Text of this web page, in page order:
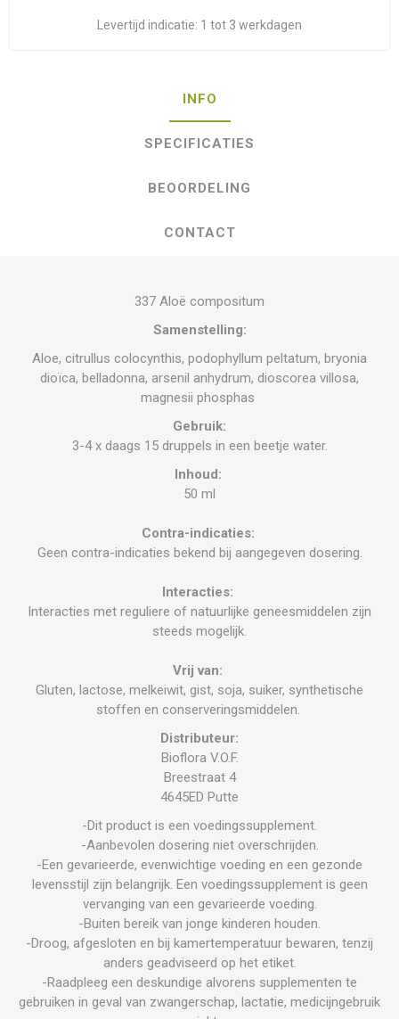
Levertijd indicatie: 1 tot 3 werkdagen
INFO
SPECIFICATIES
BEOORDELING
CONTACT
337 Aloë compositum
Samenstelling:
Aloe, citrullus colocynthis, podophyllum peltatum, bryonia
dioïca, belladonna, arsenil anhydrum, dioscorea villosa,
magnesii phosphas
Gebruik:
3-4 x daags 15 druppels in een beetje water.
Inhoud:
50 ml
Contra-indicaties:
Geen contra-indicaties bekend bij aangegeven dosering.
Interacties:
Interacties met reguliere of natuurlijke geneesmiddelen zijn
steeds mogelijk.
Vrij van:
Gluten, lactose, melkeiwit, gist, soja, suiker, synthetische
stoffen en conserveringsmiddelen.
Distributeur:
Bioflora V.O.F.
Breestraat 4
4645ED Putte
-Dit product is een voedingssupplement.
-Aanbevolen dosering niet overschrijden.
-Een gevarieerde, evenwichtige voeding en een gezonde
levensstijl zijn belangrijk. Een voedingssupplement is geen
vervanging van een gevarieerde voeding.
-Buiten bereik van jonge kinderen houden.
-Droog, afgesloten en bij kamertemperatuur bewaren, tenzij
anders geadviseerd op het etiket.
-Raadpleeg een deskundige alvorens supplementen te
gebruiken in geval van zwangerschap, lactatie, medicijngebruik